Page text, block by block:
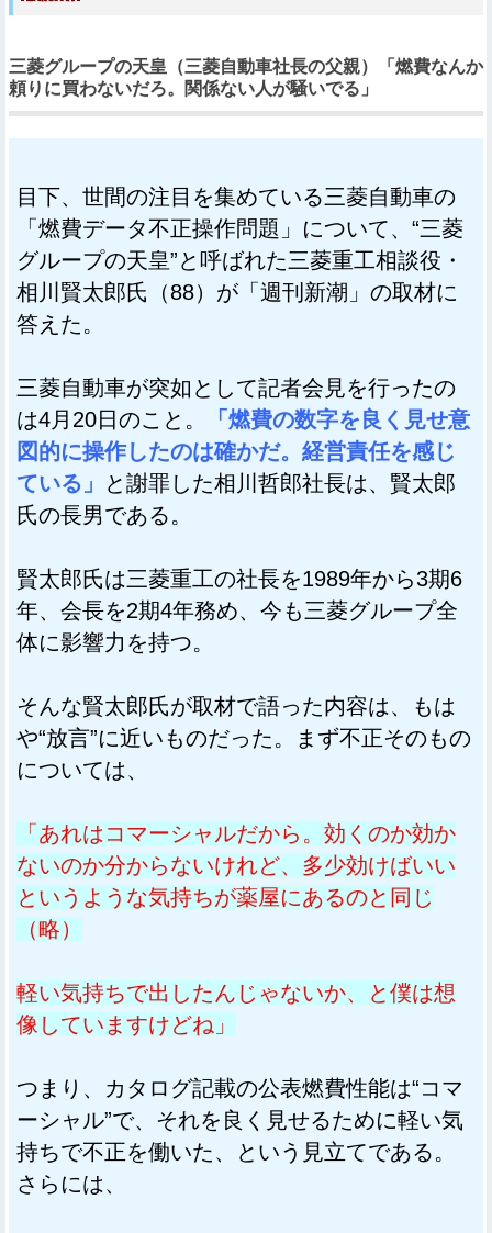
三菱グループの天皇（三菱自動車社長の父親）「燃費なんか
頼りに買わないだろ。関係ない人が騒いでる」
目下、世間の注目を集めている三菱自動車の
「燃費データ不正操作問題」について、“三菱
グループの天皇”と呼ばれた三菱重工相談役・
相川賢太郎氏（88）が「週刊新潮」の取材に
答えた。
三菱自動車が突如として記者会見を行ったの
は4月20日のこと。
「燃費の数字を良く見せ意
図的に操作したのは確かだ。経営責任を感じ
ている」
と謝罪した相川哲郎社長は、賢太郎
氏の長男である。
賢太郎氏は三菱重工の社長を1989年から3期6
年、会長を2期4年務め、今も三菱グループ全
体に影響力を持つ。
そんな賢太郎氏が取材で語った内容は、もは
や“放言”に近いものだった。まず不正そのもの
については、
「あれはコマーシャルだから。効くのか効か
ないのか分からないけれど、多少効けばいい
というような気持ちが薬屋にあるのと同じ
（略）
軽い気持ちで出したんじゃないか、と僕は想
像していますけどね」
つまり、カタログ記載の公表燃費性能は“コマ
ーシャル”で、それを良く見せるために軽い気
持ちで不正を働いた、という見立てである。
さらには、